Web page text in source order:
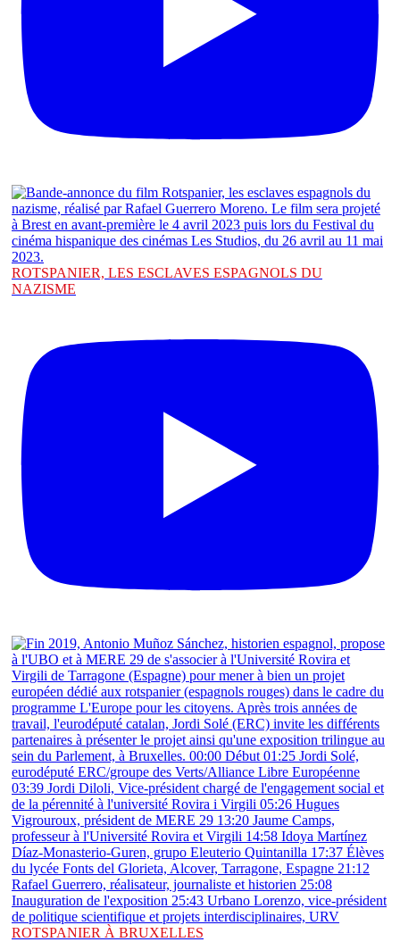
ROTSPANIER, LES ESCLAVES ESPAGNOLS DU
NAZISME
ROTSPANIER À BRUXELLES